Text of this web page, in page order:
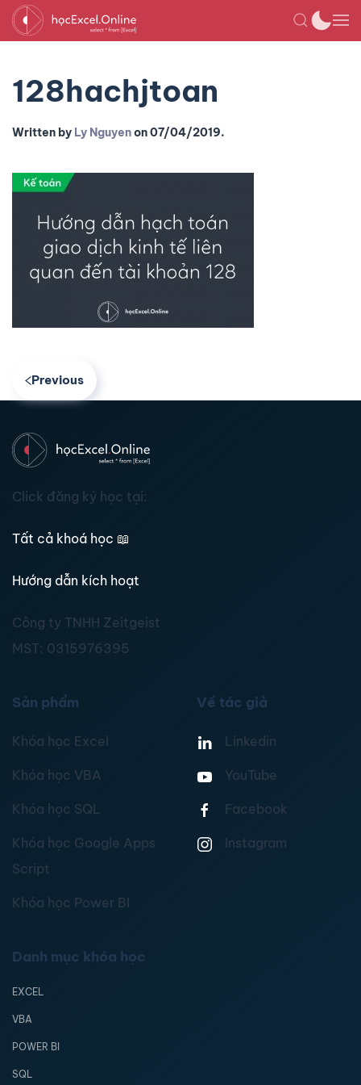
128hachjtoan
Written by Ly Nguyenon07/04/2019.
Previous
Click đăng ký học tại:
Tất cả khoá học 📖
Hướng dẫn kích hoạt
Công ty TNHH Zeitgeist
MST: 0315976395
Sản phẩm
Khóa học Excel
Khóa học VBA
Khóa học SQL
Khóa học Google Apps
Script
Khóa học Power BI
Về tác giả
Linkedin
YouTube
Facebook
Instagram
Danh mục khóa học
EXCEL
VBA
POWER BI
SQL